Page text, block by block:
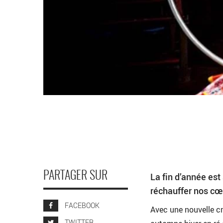
PARTAGER SUR
FACEBOOK
La fin d’année
réchauffer nos
Avec une nouvelle